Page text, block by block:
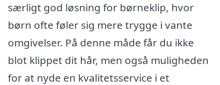
særligt god løsning for børneklip, hvor
børn ofte føler sig mere trygge i vante
omgivelser. På denne måde får du ikke
blot klippet dit hår, men også muligheden
for at nyde en kvalitetsservice i et